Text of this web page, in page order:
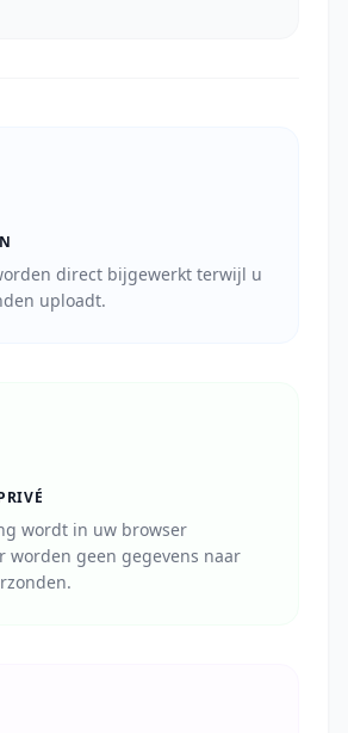
direct bijgewerkt terwijl u
uploadt.
wordt in uw browser
worden geen gegevens naar